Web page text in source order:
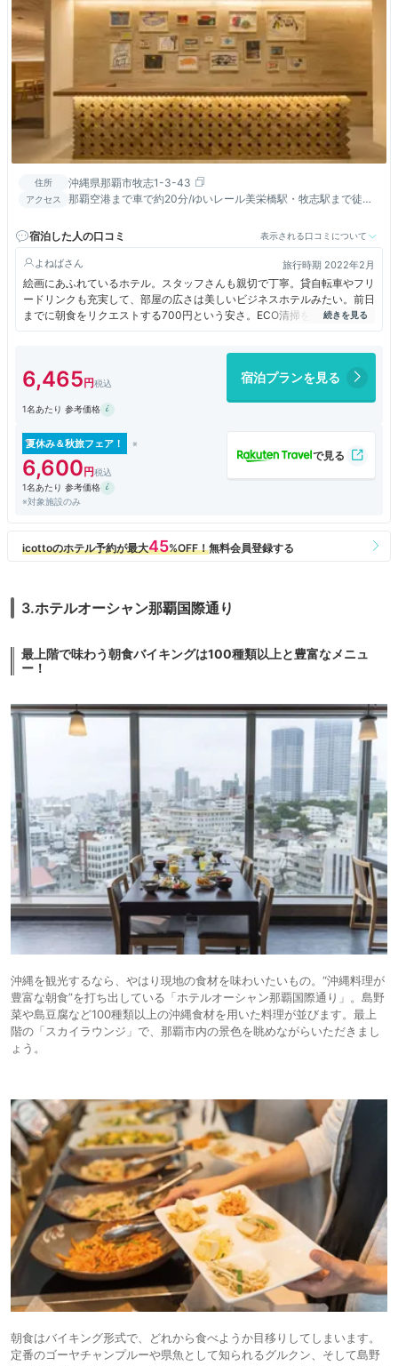
住所 沖縄県那覇市牧志1-3-43
アクセス
那覇空港まで車で約20分/ゆいレール美栄橋駅・牧志駅まで徒歩
15分
宿泊した人の口コミ 表示される口コミについて
よねば 旅行時期 2022年2月
絵画にあふれているホテル。スタッフさんも親切で丁寧。貸自転車やフリ
ードリンクも充実して、部屋の広さは美しいビジネスホテルみたい。前日
までに朝食をリクエストする700円という安さ。ECO清掃を希望すると普
通のホテルと同様美しい清掃で、ペットドリンクが冷蔵庫に。旅好きには
6,465 宿泊プランを見る
1名あたり 参考価格
夏休み＆秋旅フェア！
6,600
1名あたり 参考価格
※対象施設のみ
3.ホテルオーシャン那覇国際通り
最上階で味わう朝食バイキングは100種類以上と豊富なメニュ
ー！
沖縄を観光するなら、やはり現地の食材を味わいたいもの。“沖縄料理が
豊富な朝食”を打ち出している「ホテルオーシャン那覇国際通り」。島野
菜や島豆腐など100種類以上の沖縄食材を用いた料理が並びます。最上
階の「スカイラウンジ」で、那覇市内の景色を眺めながらいただきまし
ょう。
朝食はバイキング形式で、どれから食べようか目移りしてしまいます。
定番のゴーヤチャンプルーや県魚として知られるグルクン、そして島野